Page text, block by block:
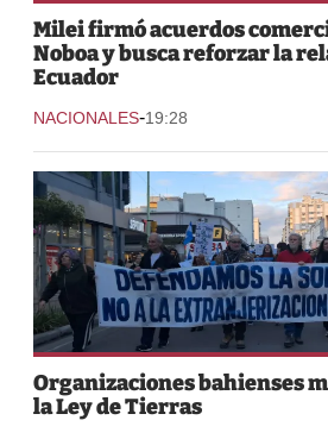
Milei firmó acuerdos
Noboa y busca reforzar la
Ecuador
NACIONALES-19:28
Organizaciones bahienses
la Ley de Tierras